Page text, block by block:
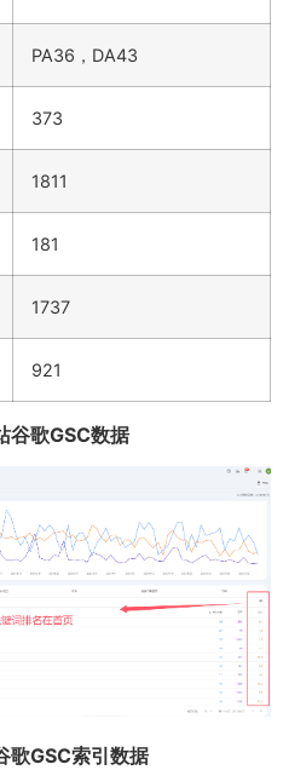
PA36，DA43
373
1811
181
1737
921
谷歌GSC数据
歌GSC索引数据